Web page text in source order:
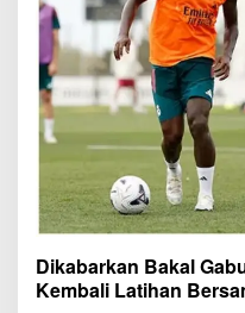
Dikabarkan Bakal
Kembali Latihan